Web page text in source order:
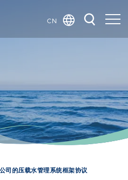
CN
French
German
Italian
Korean
Polish
司的压载水管理系统框架协议